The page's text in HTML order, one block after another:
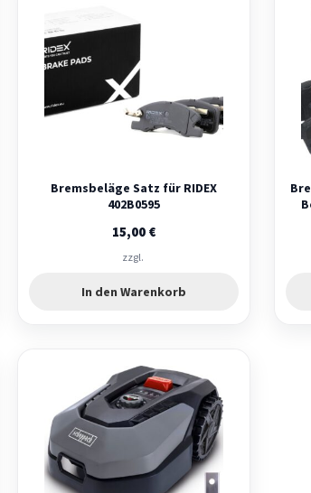
Bremsbeläge Satz für RIDEX
402B0595
15,00 €
zzgl.
In den Warenkorb